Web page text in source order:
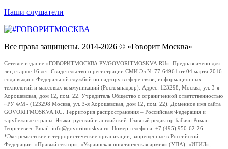
Наши слушатели
Все права защищены. 2014-2026 © «Говорит Москва»
Сетевое издание «ГОВОРИТМОСКВА.РУ/GOVORITMOSKVA.RU». Предназначено для
лиц старше 16 лет. Свидетельство о регистрации СМИ Эл № 77-64961 от 04 марта 2016
года выдано Федеральной службой по надзору в сфере связи, информационных
технологий и массовых коммуникаций (Роскомнадзор). Адрес: 123298, Москва, ул. 3-я
Хорошевская, дом 12, пом. 22. Учредитель Общество с ограниченной ответственностью
«РУ ФМ» (123298 Москва, ул. 3-я Хорошевская, дом 12, пом. 22). Доменное имя сайта
GOVORITMOSKVA.RU. Территория распространения – Российская Федерация и
зарубежные страны. Языки: русский и английский. Главный редактор Бабаян Роман
Георгиевич. Email: info@govoritmoskva.ru. Номер телефона: +7 (495) 950-62-26
*Экстремистские и террористические организации, запрещенные в Российской
Федерации: «Правый сектор», «Украинская повстанческая армия» (УПА), «ИГИЛ»,